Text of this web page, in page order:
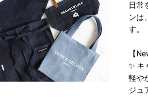
日常
ンは
す。
【
✨ キ
軽や
ジュ